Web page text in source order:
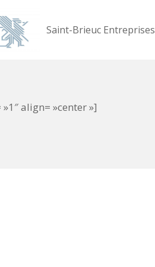
Saint-Brieuc Entreprises
align= »center »]